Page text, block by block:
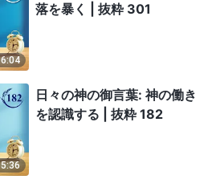
6:04
落を暴く | 抜粋 301
5:36
日々の神の御言葉: 神の働き
を認識する | 抜粋 182